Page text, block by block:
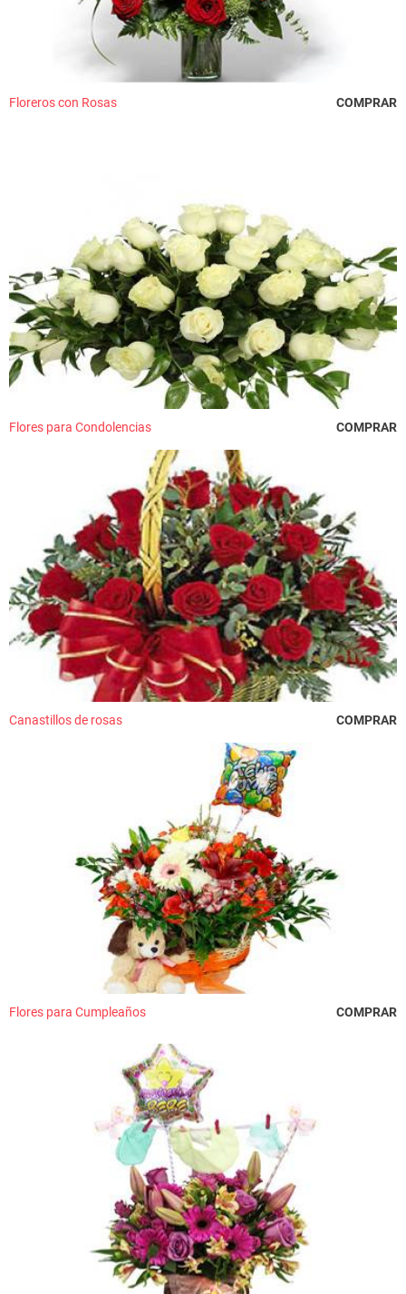
Floreros con Rosas COMPRAR
Flores para Condolencias COMPRAR
Canastillos de rosas COMPRAR
Flores para Cumpleaños COMPRAR